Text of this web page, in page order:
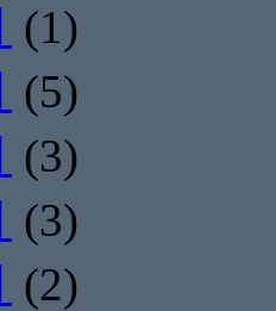
(1)
(5)
(3)
(3)
(2)